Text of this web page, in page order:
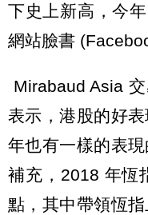
下史上新高，今
網站臉書
Mirabaud Asia
表示，港股的好
年也有一樣的表
補充，2018 年恆
點，其中帶領恆